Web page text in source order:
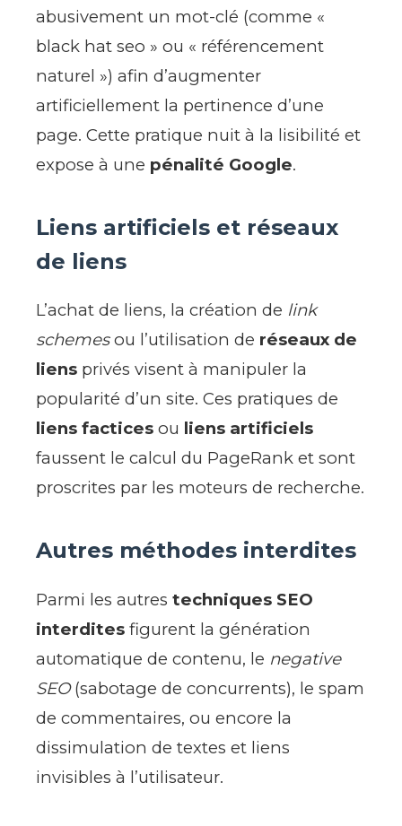
abusivement un mot-clé (comme «
black hat seo » ou « référencement
naturel ») afin d’augmenter
artificiellement la pertinence d’une
page. Cette pratique nuit à la lisibilité et
expose à une pénalité Google.
Liens artificiels et réseaux
de liens
L’achat de liens, la création de link
schemesou l’utilisation de réseaux de
liens privés visent à manipuler la
popularité d’un site. Ces pratiques de
liens factices ou liens artificiels
faussent le calcul du PageRank et sont
proscrites par les moteurs de recherche.
Autres méthodes interdites
Parmi les autres techniques SEO
interdites figurent la génération
automatique de contenu, le negative
SEO(sabotage de concurrents), le spam
de commentaires, ou encore la
dissimulation de textes et liens
invisibles à l’utilisateur.